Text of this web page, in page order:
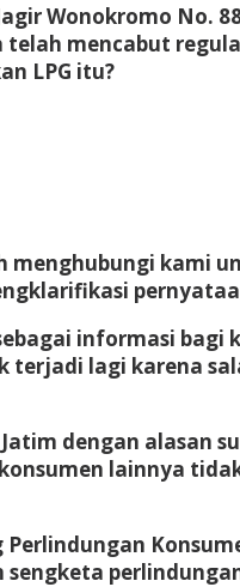
Wonokromo No.
mencabut
LPG itu?
kami
informasi
lagi karena
dengan alasan
lainnya